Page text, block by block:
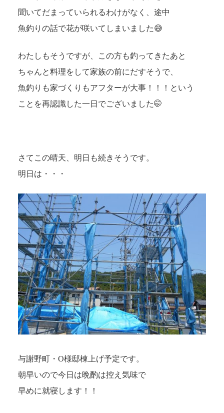
聞いてだまっていられるわけがなく、途中
魚釣りの話で花が咲いてしまいました😅
わたしもそうですが、この方も釣ってきたあと
ちゃんと料理をして家族の前にだすそうで、
魚釣りも家づくりもアフターが大事！！！という
ことを再認識した一日でございました🤭
さてこの晴天、明日も続きそうです。
明日は・・・
与謝野町・O様邸棟上げ予定です。
朝早いので今日は晩酌は控え気味で
早めに就寝します！！